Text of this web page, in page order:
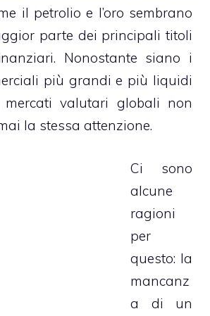
il petrolio e l’oro sembrano
parte dei principali titoli
Nonostante siano i
più grandi e più liquidi
valutari globali non
la stessa attenzione.
Ci sono
alcune
ragioni
per
questo: la
mancanz
a di un